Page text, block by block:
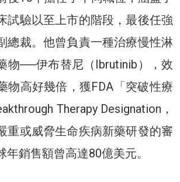
試驗以至上市的階段，最後任強
總裁。他曾負責一種治療慢性淋
物──伊布替尼（Ibrutinib），效
物高好幾倍，獲FDA「突破性療
Therapy Designation，
重或威脅生命疾病新藥研發的審
年銷售額曾高達80億美元。